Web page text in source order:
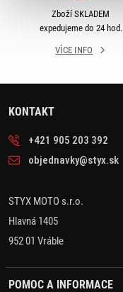
Zboží SKLADEM
expedujeme do 24 hod.
VÍCE INFO
KONTAKT
+421 905 203 392
objednavky@styx.sk
STYX MOTO s.r.o.
Hlavná 1405
952 01 Vráble
POMOC A INFORMACE